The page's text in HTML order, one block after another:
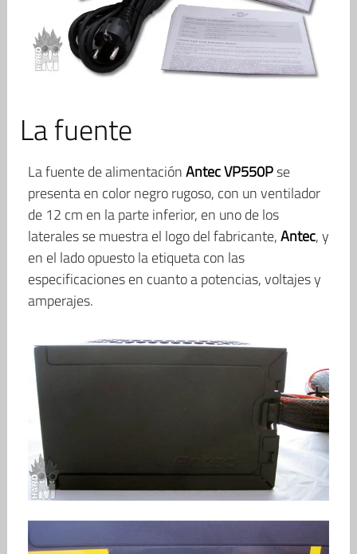
La fuente
La fuente de alimentaciónAntec VP550Pse
presenta en color negro rugoso, con un ventilador
de 12 cm en la parte inferior, en uno de los
laterales se muestra el logo del fabricante,Antec, y
en el lado opuesto la etiqueta con las
especificaciones en cuanto a potencias, voltajes y
amperajes.